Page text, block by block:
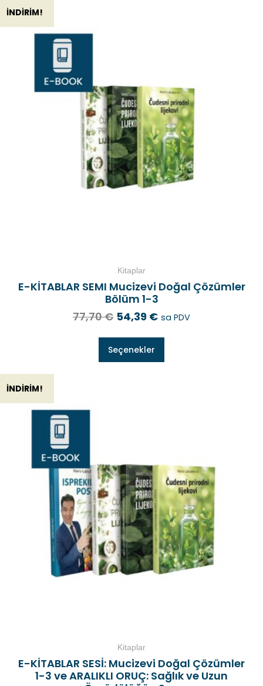
İNDIRIM!
Kitaplar
E-KİTABLAR SEMI Mucizevi Doğal Çözümler
Bölüm 1-3
77,70€ 54,39 € sa PDV
Seçenekler
İNDIRIM!
Kitaplar
E-KİTABLAR SESİ: Mucizevi Doğal Çözümler
1-3 ve ARALIKLI ORUÇ: Sağlık ve Uzun